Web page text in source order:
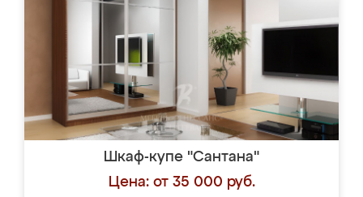
Шкаф-купе "Сантана"
Цена: от 35 000 руб.